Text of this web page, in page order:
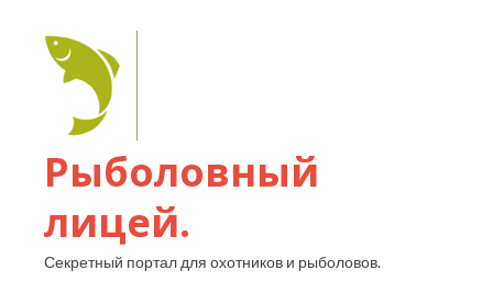
Рыболовный
лицей.
Секретный портал для охотников и рыболовов.